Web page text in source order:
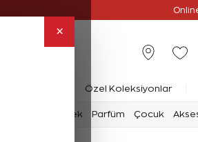
×
Yüzük Özel Koleksiyonlar
Erkek Parfüm Çocuk